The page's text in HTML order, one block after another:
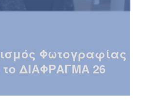
Φωτογραφίας
ΔΙΑΦΡΑΓΜΑ 26